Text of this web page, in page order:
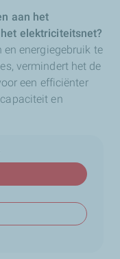
aan het
elektriciteitsnet?
energiegebruik te
vermindert het de
een efficiënter
en